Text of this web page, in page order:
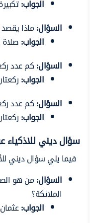
الجواب:
السؤال:ماذا
الجواب:صلاة
السؤال:كم عدد
الجواب:
السؤال:كم عدد
الجواب:
سؤال ديني للاذكياء
فيما يلي سؤال ديني
السؤال:من هو
الملائكة؟
الجواب: